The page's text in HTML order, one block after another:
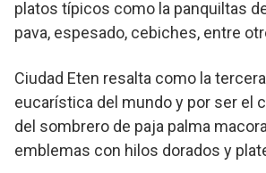
platos típicos como la panquiltas
pava, espesado, cebiches, entre
Ciudad Eten resalta como la
eucarística del mundo y por ser el
del sombrero de paja palma
emblemas con hilos dorados y